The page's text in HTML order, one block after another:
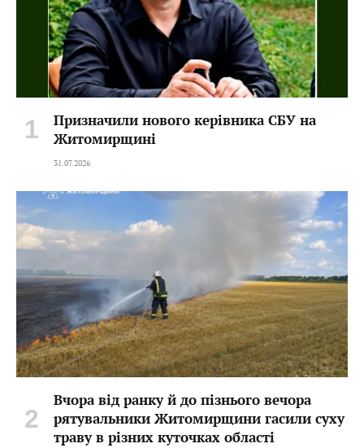
Призначили нового керівника СБУ на
Житомирщині
31.07.2026
Вчора від ранку й до пізнього вечора
рятувальники Житомирщини гасили суху
траву в різних куточках області